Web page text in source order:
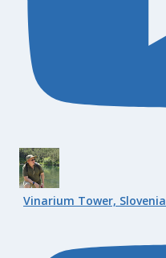
Vinarium Tower, Slovenia